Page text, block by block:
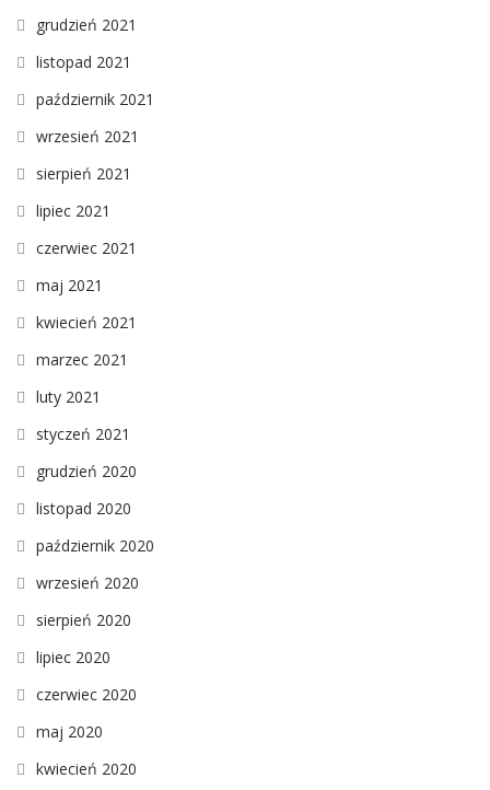
grudzień 2021
listopad 2021
październik 2021
wrzesień 2021
sierpień 2021
lipiec 2021
czerwiec 2021
maj 2021
kwiecień 2021
marzec 2021
luty 2021
styczeń 2021
grudzień 2020
listopad 2020
październik 2020
wrzesień 2020
sierpień 2020
lipiec 2020
czerwiec 2020
maj 2020
kwiecień 2020